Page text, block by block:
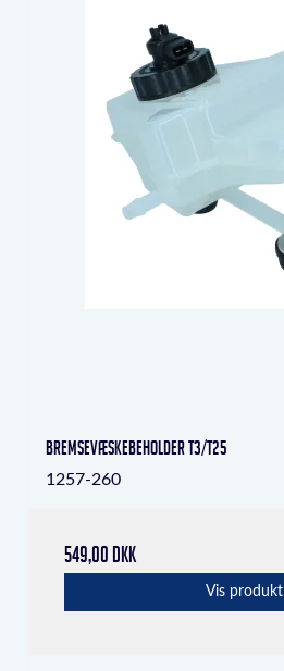
Bremsevæskebeholder T3/T25
1257-260
549,00 DKK
Vis produkt